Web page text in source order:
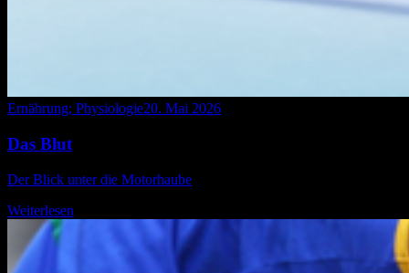
Ernährung; Physiologie20. Mai 2026
Das Blut
Der Blick unter die Motorhaube
Weiterlesen